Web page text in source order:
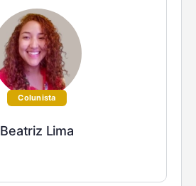
Colunista
Beatriz Lima